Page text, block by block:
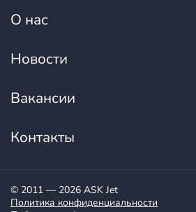
О нас
Новости
Вакансии
Контакты
© 2011 — 2026 ASK Jet
Политика конфиденциальности